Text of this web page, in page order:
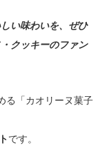
い味わいを、ぜひ
クッキーのファン
る「カオリーヌ菓子
です。